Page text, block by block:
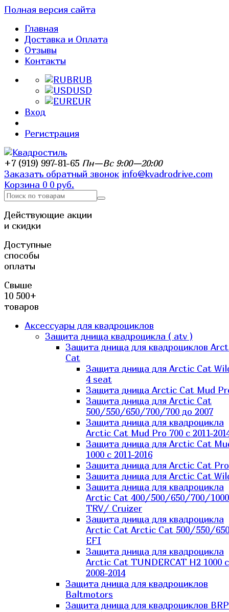
Полная версия сайта
Главная
Доставка и Оплата
Отзывы
Контакты
RUB
USD
EUR
Вход
Регистрация
+7 (919) 997-81-65 Пн—Вс 9:00—20:00
Заказать обратный звонок info@kvadrodrive.com
Корзина 0 0 руб.
Действующие акции
и скидки
Доступные
способы
оплаты
Свыше
10 500+
товаров
Аксессуары для квадроциклов
Защита днища квадроцикла ( atv )
Защита днища для квадроциклов
Cat
Защита днища для Arctic Cat
4 seat
Защита днища Arctic Cat Mud
Защита днища для Arctic Cat
500/550/650/700/700 до 2007
Защита днища для квадроцикла
Arctic Cat Mud Pro 700 с 2011-
Защита днища для Arctic Cat
1000 c 2011-2016
Защита днища для Arctic Cat
Защита днища для Arctic Cat
Защита днища для квадроцикла
Arctic Cat 400/500/650/700/1000
TRV/ Cruizer
Защита днища для квадроцикла
Arctic Cat Arctic Cat 500/550/
EFI
Защита днища для квадроцикла
Arctic Cat TUNDERCAT H2 1000 c
2008-2014
Защита днища для квадроциклов
Baltmotors
Защита днища для квадроциклов BRP